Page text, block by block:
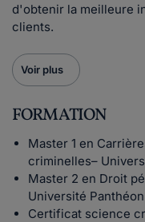
d'obtenir la meilleure
clients.
Voir plus
FORMATION
Master 1 en
criminelles–
Master 2 en Droit
Université
Certificat science